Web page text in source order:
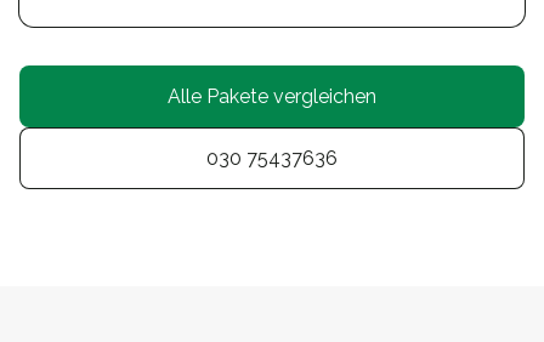
Alle Pakete vergleichen
030 75437636